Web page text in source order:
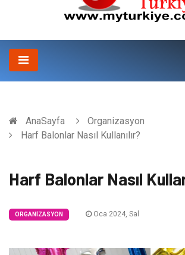
AnaSayfa
Organizasyon
Harf Balonlar Nasıl Kullanılır?
Harf Balonlar Nasıl
ORGANIZASYON Oca 2024, Sal